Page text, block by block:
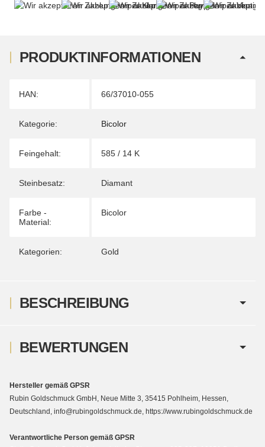
PRODUKTINFORMATIONEN
Produkteigenschaft
Wert
HAN: 66/37010-055
Kategorie: Bicolor
Feingehalt: 585 / 14 K
Steinbesatz: Diamant
Farbe -
Material:
Bicolor
Kategorien: Gold
BESCHREIBUNG
BEWERTUNGEN
Hersteller gemäß GPSR
Rubin Goldschmuck GmbH, Neue Mitte 3, 35415 Pohlheim, Hessen,
Deutschland, info@rubingoldschmuck.de, https://www.rubingoldschmuck.de
Verantwortliche Person gemäß GPSR